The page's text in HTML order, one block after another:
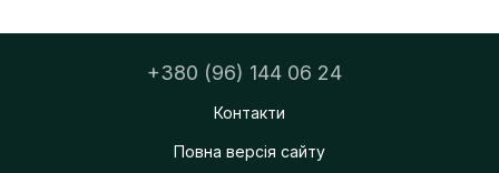
+380 (96) 144 06 24
Контакти
Повна версія сайту